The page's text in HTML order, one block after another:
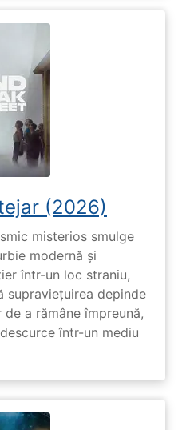
(2026)
misterios smulge
modernă și
într-un loc straniu,
supraviețuirea depinde
a rămâne împreună,
într-un mediu